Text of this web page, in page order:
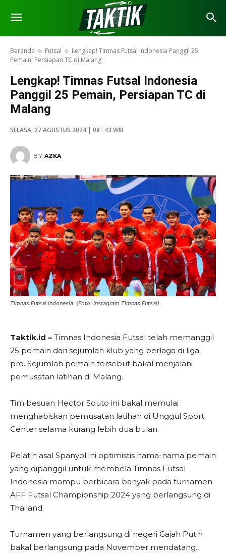
Beranda Futsal
Lengkap! Timnas Futsal Indonesia Panggil 25
Pemain, Persiapan TC di Malang
Lengkap! Timnas Futsal Indonesia
Panggil 25 Pemain, Persiapan TC di
Malang
SELASA, 27 AGUSTUS 2024 | 08 : 43 WIB
BY AZKA
Timnas Futsal Indonesia. (Foto: Instagram Timnas Futsal).
Taktik.id – Timnas Indonesia Futsal telah memanggil
25 pemain dari sejumlah klub yang berlaga di liga
pro. Sejumlah pemain tersebut bakal menjalani
pemusatan latihan di Malang.
Tim besuan Hector Souto ini bakal memulai
menghabiskan pemusatan latihan di Unggul Sport
Center selama kurang lebih dua bulan.
Pelatih asal Spanyol ini optimistis nama-nama pemain
yang dipanggil untuk membela Timnas Futsal
Indonesia mampu berbicara banyak pada turnamen
AFF Futsal Championship 2024 yang berlangsung di
Thailand.
Turnamen yang berlangsung di negeri Gajah Putih
bakal berlangsung pada November mendatang.